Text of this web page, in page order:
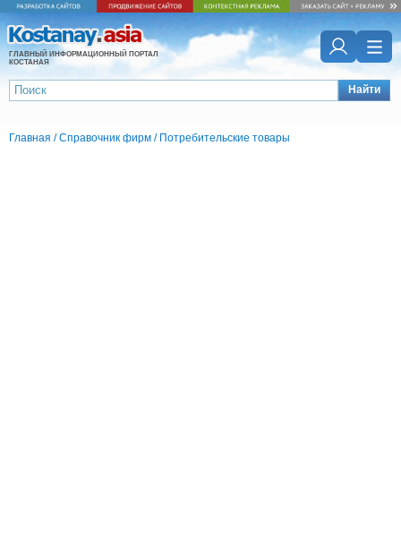
ГЛАВНЫЙ ИНФОРМАЦИОННЫЙ ПОРТАЛ
КОСТАНАЯ
Найти
Главная /Справочник фирм / Потребительские товары